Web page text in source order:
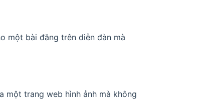
một bài đăng trên diễn đàn mà
một trang web hình ảnh mà không